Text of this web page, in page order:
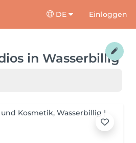
DE Einloggen
in Wasserbillig